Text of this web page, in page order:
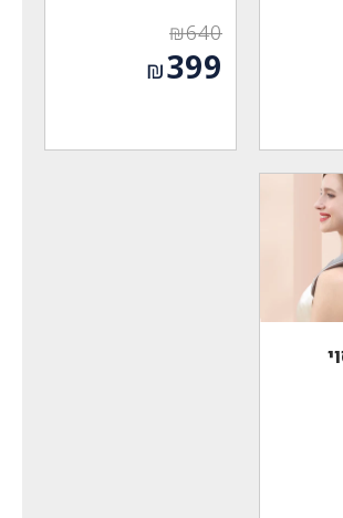
₪640
המחיר
המקורי₪399
הוא: